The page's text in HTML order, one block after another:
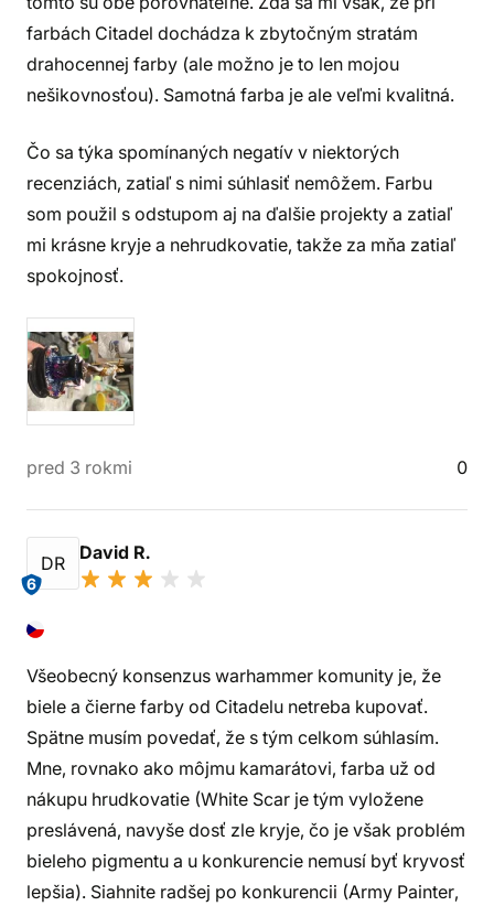
farbách Citadel dochádza k zbytočným stratám
drahocennej farby (ale možno je to len mojou
nešikovnosťou). Samotná farba je ale veľmi kvalitná.
Čo sa týka spomínaných negatív v niektorých
recenziách, zatiaľ s nimi súhlasiť nemôžem. Farbu
som použil s odstupom aj na ďalšie projekty a zatiaľ
mi krásne kryje a nehrudkovatie, takže za mňa zatiaľ
spokojnosť.
pred 3 rokmi 0
DR
6
David R.
Všeobecný konsenzus warhammer komunity je, že
biele a čierne farby od Citadelu netreba kupovať.
Spätne musím povedať, že s tým celkom súhlasím.
Mne, rovnako ako môjmu kamarátovi, farba už od
nákupu hrudkovatie (White Scar je tým vyložene
preslávená, navyše dosť zle kryje, čo je však problém
bieleho pigmentu a u konkurencie nemusí byť kryvosť
lepšia). Siahnite radšej po konkurencii (Army Painter,